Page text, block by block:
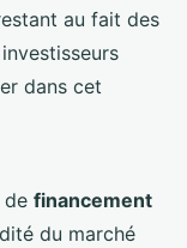
au fait des
dans cet
de financement
du marché